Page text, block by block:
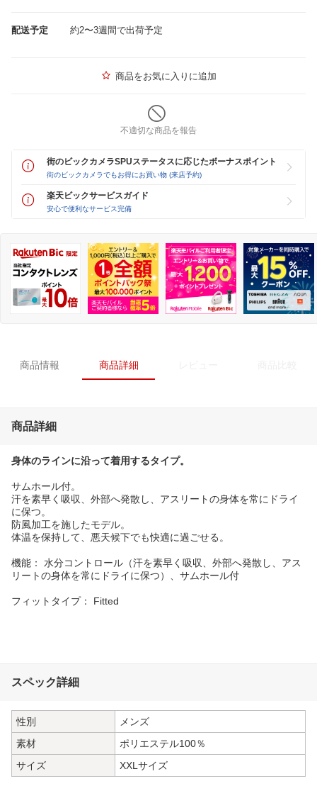
配送予定 約2〜3週間で出荷予定
商品をお気に入りに追加
不適切な商品を報告
街のビックカメラSPUステータスに応じたボーナスポイント
街のビックカメラでもお得にお買い物 (来店予約)
楽天ビックサービスガイド
安心で便利なサービス完備
商品情報 商品詳細
商品詳細
身体のラインに沿って着用するタイプ。
サムホール付。
汗を素早く吸収、外部へ発散し、アスリートの身体を常にドライ
に保つ。
防風加工を施したモデル。
体温を保持して、悪天候下でも快適に過ごせる。
機能： 水分コントロール（汗を素早く吸収、外部へ発散し、アス
リートの身体を常にドライに保つ）、サムホール付
フィットタイプ： Fitted
スペック詳細
性別
メンズ
素材
ポリエステル100％
サイズ
XXLサイズ